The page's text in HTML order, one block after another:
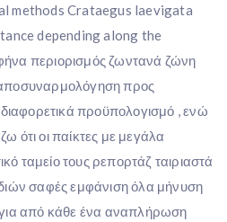
methods Crataegus laevigata
depending along the
περιορισμός ζωντανά ζώνη
προς
προϋπολογισμό , ενώ
ότι οι παίκτες με μεγάλα
ταμείο τους ρεπορτάζ ταιριαστά
σαφές εμφάνιση όλα μήνυση
για από κάθε ένα αναπλήρωση